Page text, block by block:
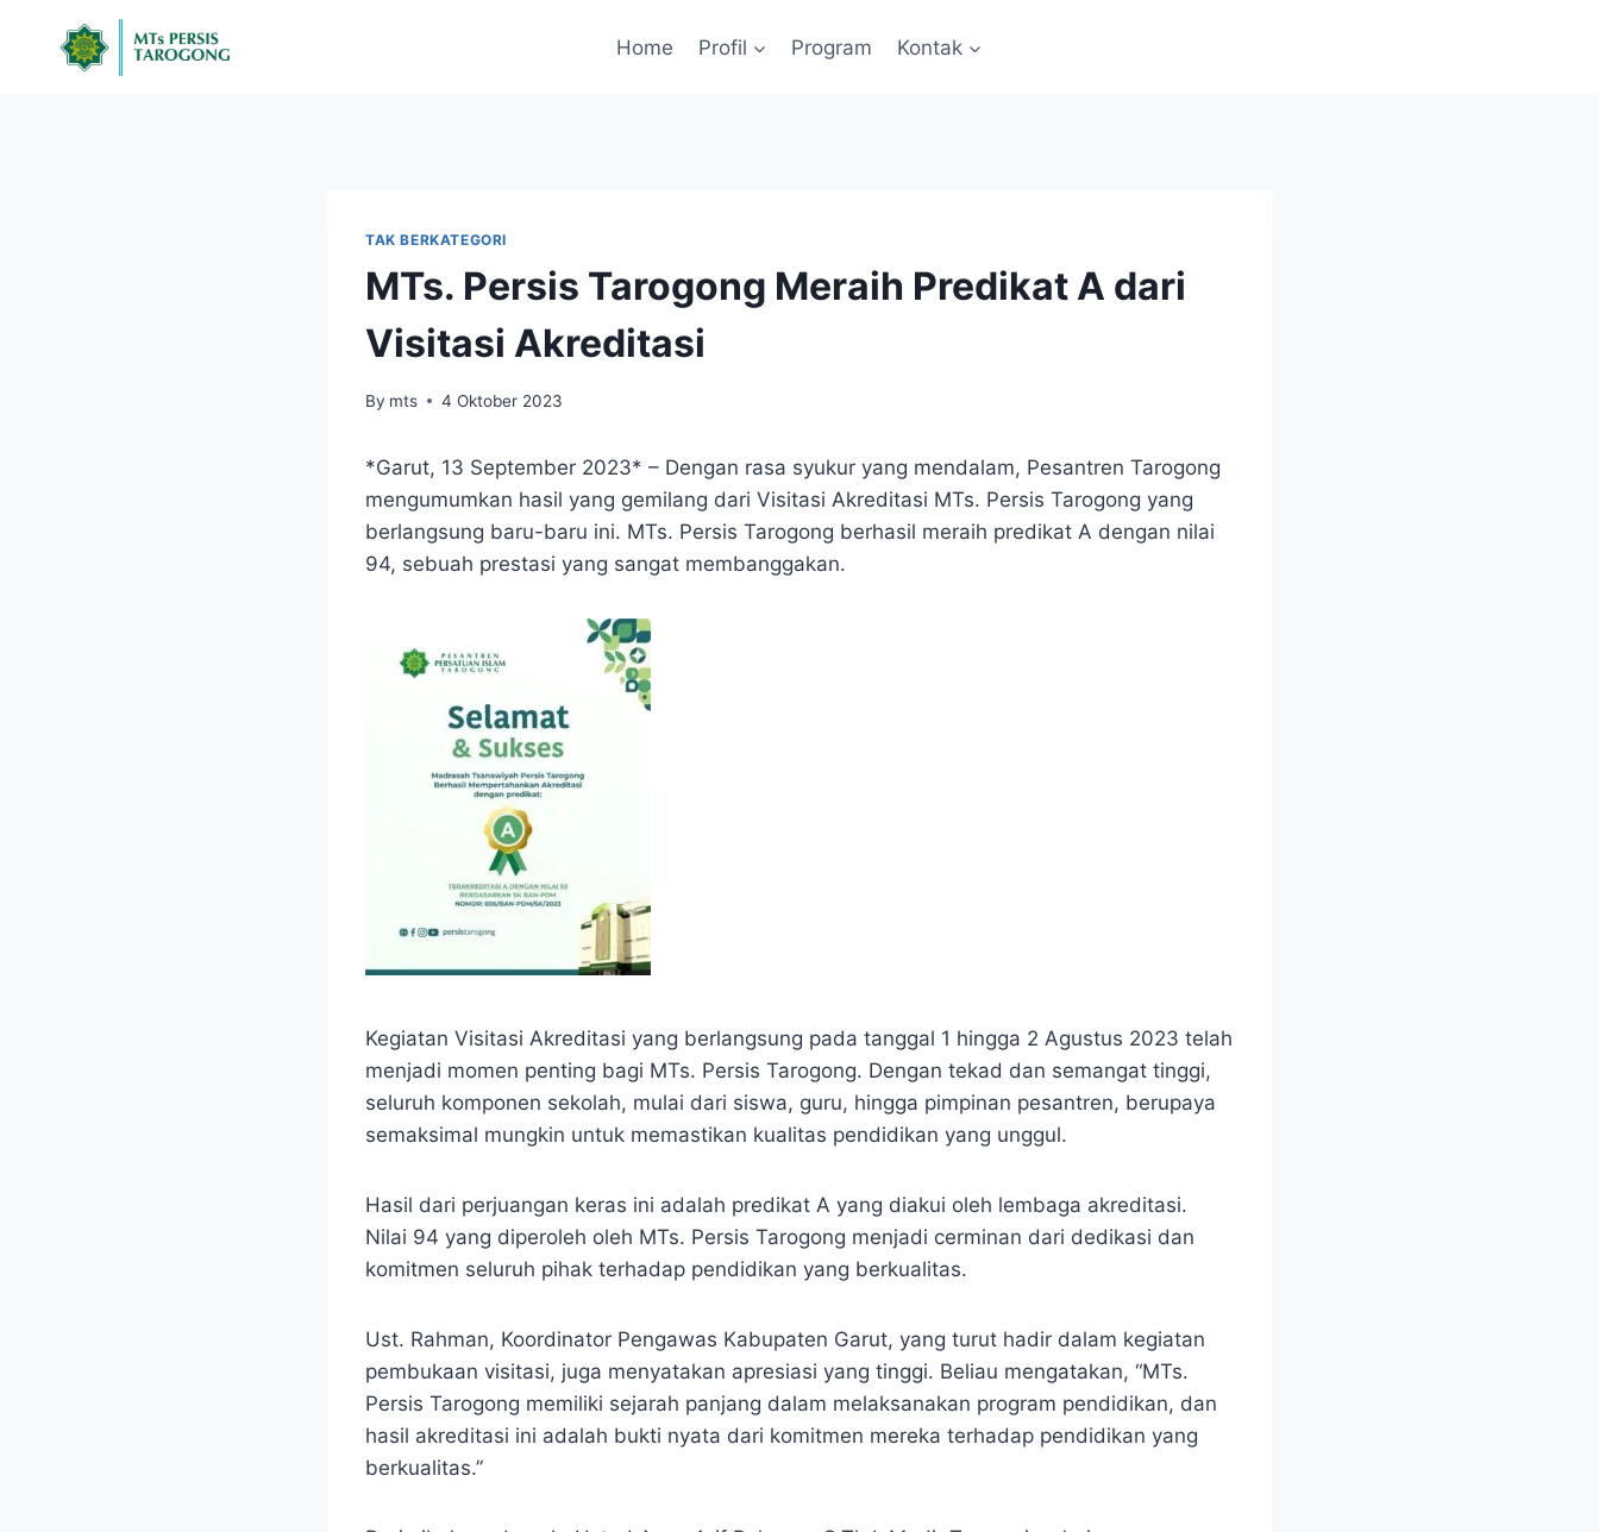
Home Profil Program Kontak
TAK BERKATEGORI
MTs. Persis Tarogong Meraih Predikat A dari
Visitasi Akreditasi
By mts 4 Oktober 2023
*Garut, 13 September 2023* – Dengan rasa syukur yang mendalam, Pesantren Tarogong
mengumumkan hasil yang gemilang dari Visitasi Akreditasi MTs. Persis Tarogong yang
berlangsung baru-baru ini. MTs. Persis Tarogong berhasil meraih predikat A dengan nilai
94, sebuah prestasi yang sangat membanggakan.
Kegiatan Visitasi Akreditasi yang berlangsung pada tanggal 1 hingga 2 Agustus 2023 telah
menjadi momen penting bagi MTs. Persis Tarogong. Dengan tekad dan semangat tinggi,
seluruh komponen sekolah, mulai dari siswa, guru, hingga pimpinan pesantren, berupaya
semaksimal mungkin untuk memastikan kualitas pendidikan yang unggul.
Hasil dari perjuangan keras ini adalah predikat A yang diakui oleh lembaga akreditasi.
Nilai 94 yang diperoleh oleh MTs. Persis Tarogong menjadi cerminan dari dedikasi dan
komitmen seluruh pihak terhadap pendidikan yang berkualitas.
Ust. Rahman, Koordinator Pengawas Kabupaten Garut, yang turut hadir dalam kegiatan
pembukaan visitasi, juga menyatakan apresiasi yang tinggi. Beliau mengatakan, “MTs.
Persis Tarogong memiliki sejarah panjang dalam melaksanakan program pendidikan, dan
hasil akreditasi ini adalah bukti nyata dari komitmen mereka terhadap pendidikan yang
berkualitas.”